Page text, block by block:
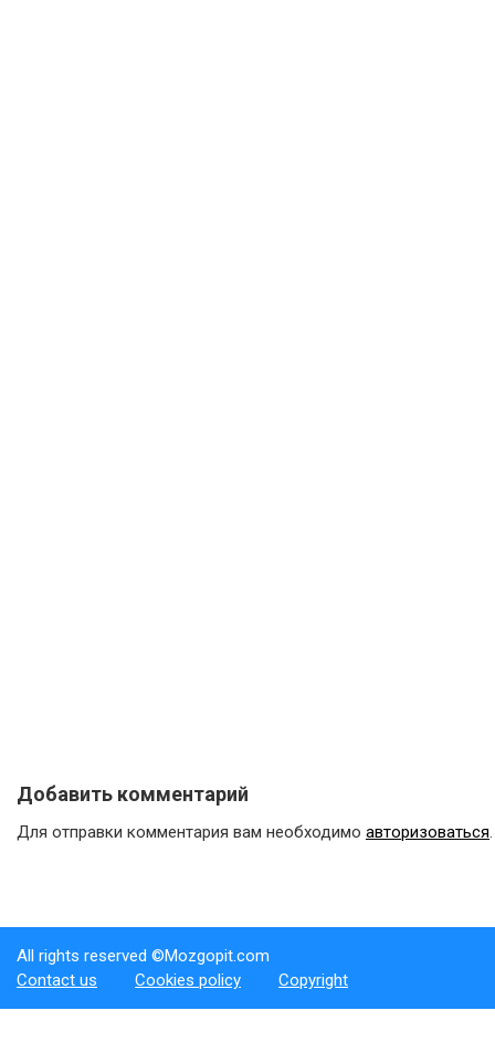
Добавить комментарий
Для отправки комментария вам необходимо авторизоваться.
All rights reserved ©Mozgopit.com
Contact us
Cookies policy Copyright